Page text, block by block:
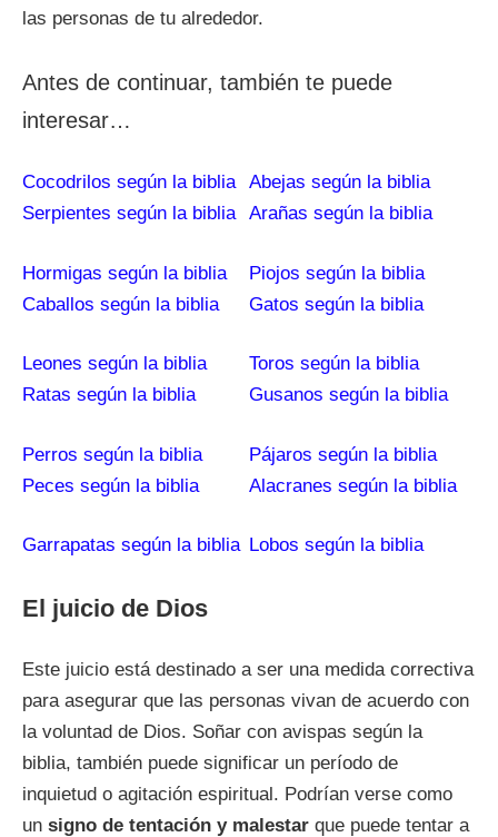
las personas de tu alrededor.
Antes de continuar, también te puede
interesar…
Cocodrilos según la biblia
Abejas según la biblia
Serpientes según la biblia
Arañas según la biblia
Hormigas según la biblia
Piojos según la biblia
Caballos según la biblia
Gatos según la biblia
Leones según la biblia
Toros según la biblia
Ratas según la biblia
Gusanos según la biblia
Perros según la biblia
Pájaros según la biblia
Peces según la biblia
Alacranes según la biblia
Garrapatas según la biblia Lobos según la biblia
El juicio de Dios
Este juicio está destinado a ser una medida correctiva
para asegurar que las personas vivan de acuerdo con
la voluntad de Dios. Soñar con avispas según la
biblia, también puede significar un período de
inquietud o agitación espiritual. Podrían verse como
un signo de tentación y malestar que puede tentar a